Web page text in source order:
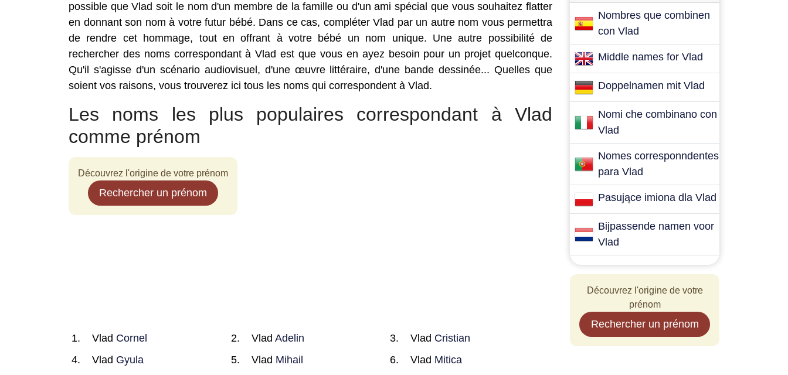
possible que Vlad soit le nom d'un membre de la famille ou d'un ami spécial que vous souhaitez flatter
en donnant son nom à votre futur bébé. Dans ce cas, compléter Vlad par un autre nom vous permettra
de rendre cet hommage, tout en offrant à votre bébé un nom unique. Une autre possibilité de
rechercher des noms correspondant à Vlad est que vous en ayez besoin pour un projet quelconque.
Qu'il s'agisse d'un scénario audiovisuel, d'une œuvre littéraire, d'une bande dessinée... Quelles que
soient vos raisons, vous trouverez ici tous les noms qui correspondent à Vlad.
Les noms les plus populaires correspondant à Vlad
comme prénom
Découvrez l'origine de votre prénom
Rechercher un prénom
Vlad Cornel Vlad Adelin Vlad Cristian
Vlad Gyula Vlad Mihail Vlad Mitica
Nombres que combinen
con Vlad
Middle names for Vlad
Doppelnamen mit Vlad
Nomi che combinano con
Vlad
Nomes corresponndentes
para Vlad
Pasujące imiona dla Vlad
Bijpassende namen voor
Vlad
Découvrez l'origine de votre
prénom
Rechercher un prénom